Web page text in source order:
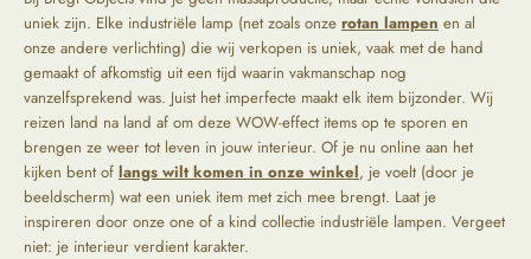
uniek zijn. Elke industriële lamp (net zoals onze rotan lampen en al
onze andere verlichting) die wij verkopen is uniek, vaak met de hand
gemaakt of afkomstig uit een tijd waarin vakmanschap nog
vanzelfsprekend was. Juist het imperfecte maakt elk item bijzonder. Wij
reizen land na land af om deze WOW-effect items op te sporen en
brengen ze weer tot leven in jouw interieur. Of je nu online aan het
kijken bent of langs wilt komen in onze winkel, je voelt (door je
beeldscherm) wat een uniek item met zich mee brengt. Laat je
inspireren door onze one of a kind collectie industriële lampen. Vergeet
niet: je interieur verdient karakter.